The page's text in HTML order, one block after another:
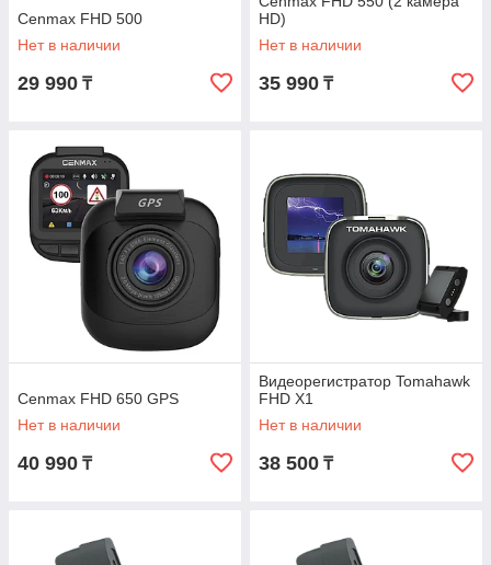
Cenmax FHD 500
Нет в наличии
29 990 ₸
HD)
Нет в наличии
35 990 ₸
Cenmax FHD 650 GPS
Нет в наличии
40 990 ₸
Видеорегистратор Tomahawk
FHD X1
Нет в наличии
38 500 ₸